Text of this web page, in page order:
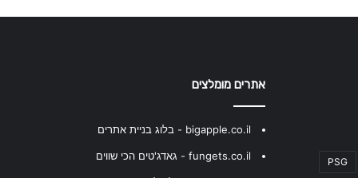
PSG
אתרים מומלצים
bigapple.co.il - בלוג בניית אתרים
fungets.co.il - גאדג'טים הכי שווים